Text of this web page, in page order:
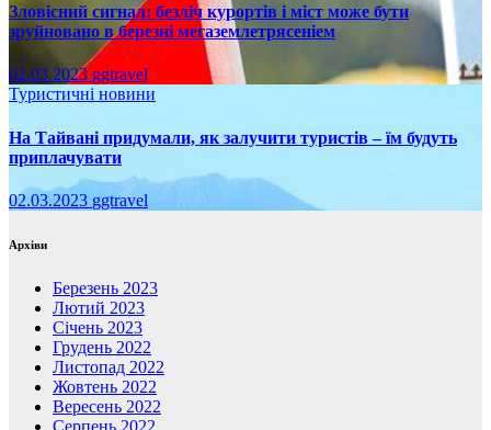
Зловісний сигнал: безліч курортів і міст може бути
зруйновано в березні мегаземлетрясеніем
02.03.2023 ggtravel
Туристичні новини
На Тайвані придумали, як залучити туристів – їм будуть
приплачувати
02.03.2023 ggtravel
Архіви
Березень 2023
Лютий 2023
Січень 2023
Грудень 2022
Листопад 2022
Жовтень 2022
Вересень 2022
Серпень 2022